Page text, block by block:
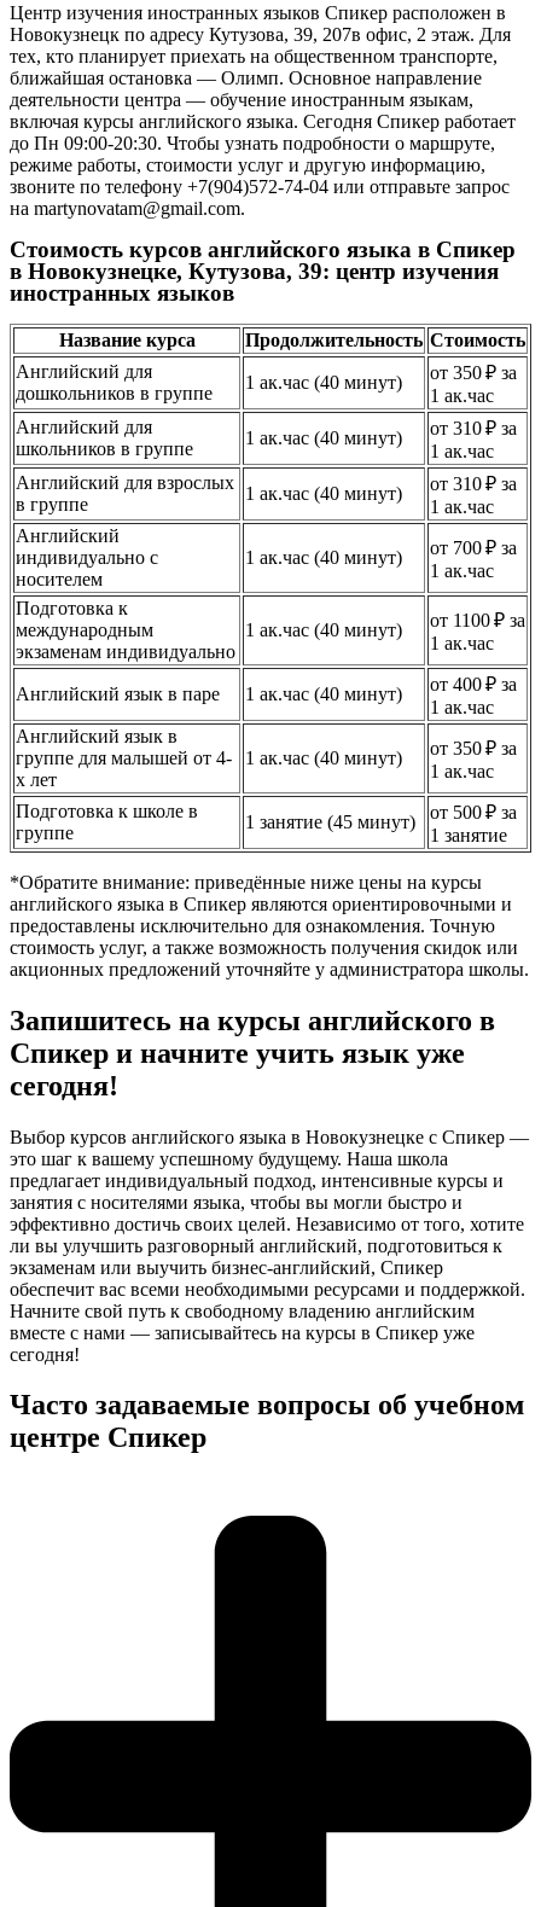
Центр изучения иностранных языков Спикер расположен в
Новокузнецк по адресу Кутузова, 39, 207в офис, 2 этаж. Для
тех, кто планирует приехать на общественном транспорте,
ближайшая остановка — Олимп. Основное направление
деятельности центра — обучение иностранным языкам,
включая курсы английского языка. Сегодня Спикер работает
до Пн 09:00-20:30. Чтобы узнать подробности о маршруте,
режиме работы, стоимости услуг и другую информацию,
звоните по телефону +7(904)572-74-04 или отправьте запрос
на martynovatam@gmail.com.
Стоимость курсов английского языка в Спикер
в Новокузнецке, Кутузова, 39: центр изучения
иностранных языков
Название курса Продолжительность Стоимость
Английский для
дошкольников в группе
1 ак.час (40 минут)
от 350 ₽ за
1 ак.час
Английский для
школьников в группе
1 ак.час (40 минут)
от 310 ₽ за
1 ак.час
Английский для взрослых
в группе
1 ак.час (40 минут)
от 310 ₽ за
1 ак.час
Английский
индивидуально с
носителем
1 ак.час (40 минут)
от 700 ₽ за
1 ак.час
Подготовка к
международным
экзаменам индивидуально
1 ак.час (40 минут)
от 1100 ₽ за
1 ак.час
Английский язык в паре 1 ак.час (40 минут)
от 400 ₽ за
1 ак.час
Английский язык в
группе для малышей от 4-
х лет
1 ак.час (40 минут)
от 350 ₽ за
1 ак.час
Подготовка к школе в
группе
1 занятие (45 минут)
от 500 ₽ за
1 занятие
*Обратите внимание: приведённые ниже цены на курсы
английского языка в Спикер являются ориентировочными и
предоставлены исключительно для ознакомления. Точную
стоимость услуг, а также возможность получения скидок или
акционных предложений уточняйте у администратора школы.
Запишитесь на курсы английского в
Спикер и начните учить язык уже
сегодня!
Выбор курсов английского языка в Новокузнецке с Спикер —
это шаг к вашему успешному будущему. Наша школа
предлагает индивидуальный подход, интенсивные курсы и
занятия с носителями языка, чтобы вы могли быстро и
эффективно достичь своих целей. Независимо от того, хотите
ли вы улучшить разговорный английский, подготовиться к
экзаменам или выучить бизнес-английский, Спикер
обеспечит вас всеми необходимыми ресурсами и поддержкой.
Начните свой путь к свободному владению английским
вместе с нами — записывайтесь на курсы в Спикер уже
сегодня!
Часто задаваемые вопросы об учебном
центре Спикер